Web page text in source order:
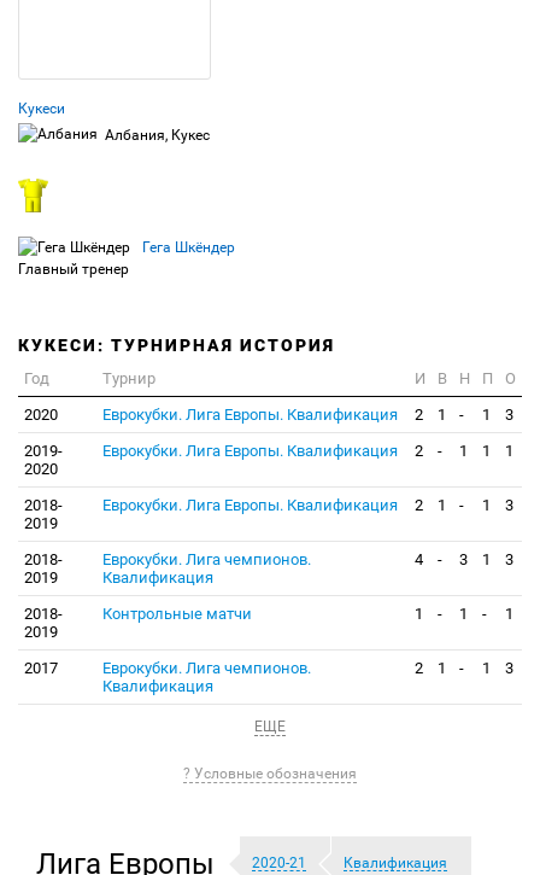
Кукеси
Албания, Кукес
Гега Шкëндер
Главный тренер
КУКЕСИ: ТУРНИРНАЯ ИСТОРИЯ
Год Турнир И В Н П
О
2020
Еврокубки. Лига Европы. Квалификация 2 1 - 1
3
2019-
2020
Еврокубки. Лига Европы. Квалификация 2 - 1 1 1
2018-
2019
Еврокубки. Лига Европы. Квалификация 2 1 - 1 3
2018-
2019
Еврокубки. Лига чемпионов.
Квалификация
4 - 3 1 3
2018-
2019
Контрольные матчи 1 - 1 - 1
2017
Еврокубки. Лига чемпионов.
Квалификация
2 1 - 1 3
ЕЩЕ
? Условные обозначения
Лига Европы 2020-21 Квалификация